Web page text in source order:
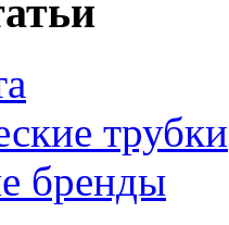
трубки
бренды